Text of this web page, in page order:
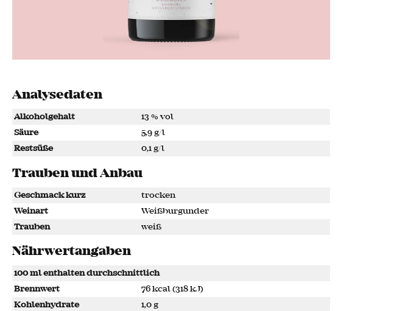
Analysedaten
Alkoholgehalt
13 % vol
Säure
5,9 g/l
Restsüße
0,1 g/l
Trauben und Anbau
Geschmack kurz
trocken
Weinart
Weißburgunder
Trauben
weiß
Nährwertangaben
100 ml enthalten durchschnittlich
Brennwert
76 kcal (318 kJ)
Kohlenhydrate
1,0 g